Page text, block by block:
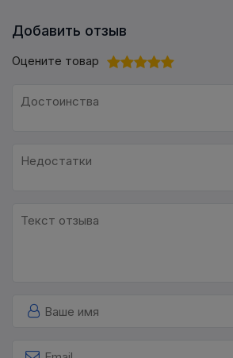
Добавить отзыв
Оцените товар